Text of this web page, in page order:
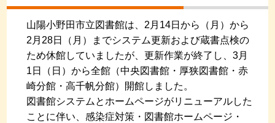
山陽小野田市立図書館は、2月14日から（月）から
2月28日（月）までシステム更新および蔵書点検の
ため休館していましたが、更新作業が終了し、3月
1日（日）から全館（中央図書館・厚狭図書館・赤
崎分館・高千帆分館）開館しました。
図書館システムとホームページがリニューアルした
ことに伴い、感染症対策・図書館ホームページ・